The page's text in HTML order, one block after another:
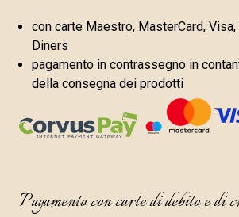
con carte Maestro, MasterCard,
Diners
pagamento in contrassegno in
della consegna dei prodotti
Pagamento con carte di debito e di